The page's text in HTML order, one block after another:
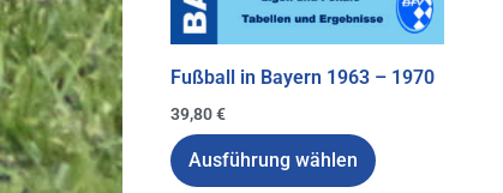
Fußball in Bayern 1963 – 1970
39,80€
Ausführung wählen